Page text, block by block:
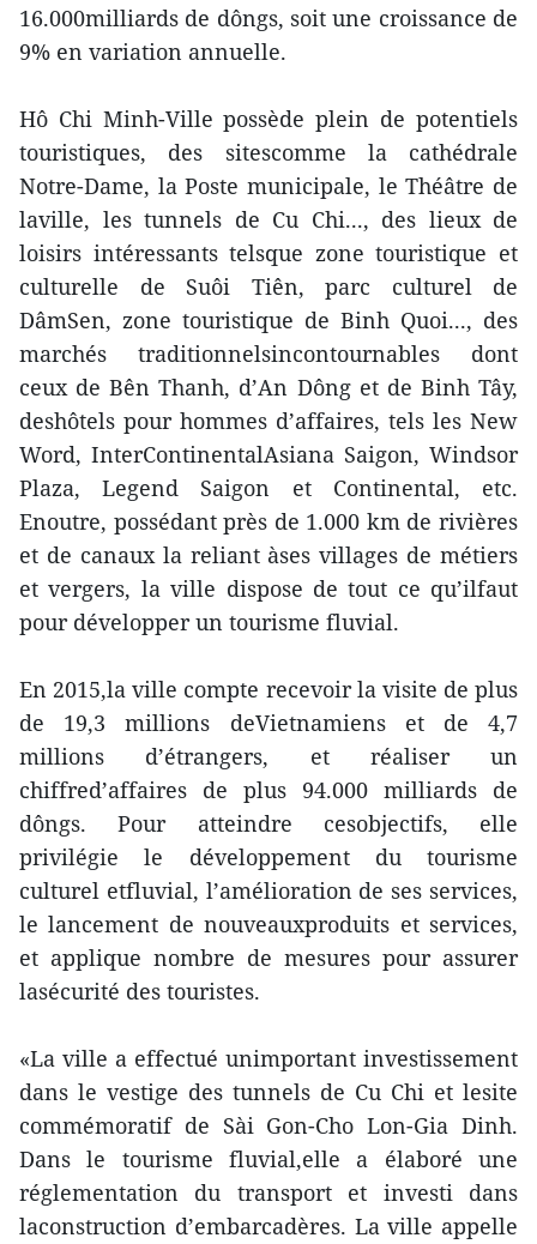
16.000milliards de dôngs, soit une croissance de
9% en variation annuelle.
Hô Chi Minh-Ville possède plein de potentiels
touristiques, des sitescomme la cathédrale
Notre-Dame, la Poste municipale, le Théâtre de
laville, les tunnels de Cu Chi..., des lieux de
loisirs intéressants telsque zone touristique et
culturelle de Suôi Tiên, parc culturel de
DâmSen, zone touristique de Binh Quoi..., des
marchés traditionnelsincontournables dont
ceux de Bên Thanh, d’An Dông et de Binh Tây,
deshôtels pour hommes d’affaires, tels les New
Word, InterContinentalAsiana Saigon, Windsor
Plaza, Legend Saigon et Continental, etc.
Enoutre, possédant près de 1.000 km de rivières
et de canaux la reliant àses villages de métiers
et vergers, la ville dispose de tout ce qu’ilfaut
pour développer un tourisme fluvial.
En 2015,la ville compte recevoir la visite de plus
de 19,3 millions deVietnamiens et de 4,7
millions d’étrangers, et réaliser un
chiffred’affaires de plus 94.000 milliards de
dôngs. Pour atteindre cesobjectifs, elle
privilégie le développement du tourisme
culturel etfluvial, l’amélioration de ses services,
le lancement de nouveauxproduits et services,
et applique nombre de mesures pour assurer
lasécurité des touristes.
«La ville a effectué unimportant investissement
dans le vestige des tunnels de Cu Chi et lesite
commémoratif de Sài Gon-Cho Lon-Gia Dinh.
Dans le tourisme fluvial,elle a élaboré une
réglementation du transport et investi dans
laconstruction d’embarcadères. La ville appelle